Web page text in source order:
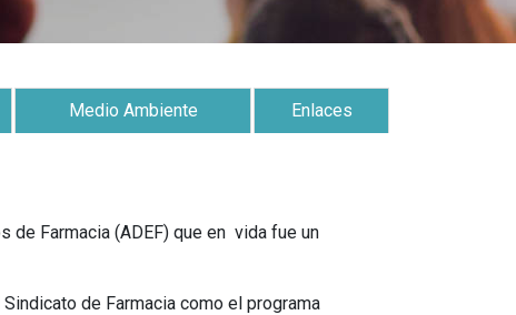
Medio Ambiente Enlaces
de Farmacia (ADEF) que en vida fue un
de Farmacia como el programa